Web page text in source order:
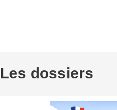
Les dossiers